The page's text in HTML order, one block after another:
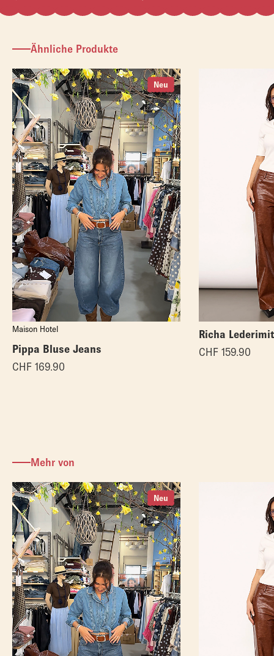
Ähnliche Produkte
Maison Hotel
Neu
Pippa Bluse Jeans
CHF 169.90
Richa
CHF 159.90
Mehr von
Neu